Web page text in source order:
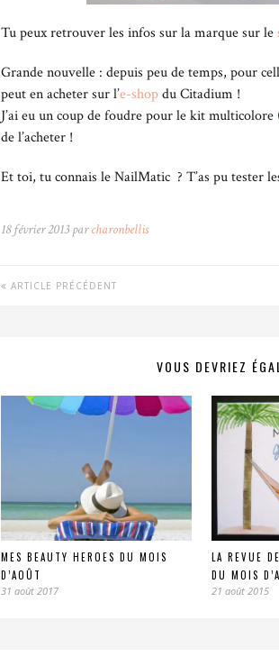
Tu peux retrouver les infos sur la marque sur le
Grande nouvelle : depuis peu de temps, pour
peut en acheter sur l’e-shopdu Citadium !
J’ai eu un coup de foudre pour le kit multicolore
de l’acheter !
Et toi, tu connais le NailMatic ? T’as pu tester
18 février 2013 parcharonbellis
ARTICLE PRÉCÉDENT
VOUS DEVRIEZ
MES BEAUTY HEROES DU MOIS
D’AOÛT
31 août 2017
LA REVUE
DU MOIS
21 août 2015